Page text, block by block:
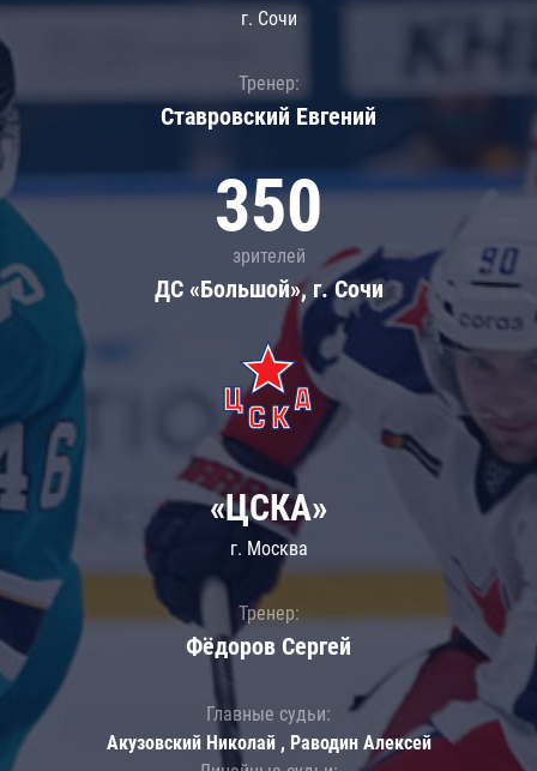
г. Сочи
Тренер:
Ставровский Евгений
350
зрителей
ДС «Большой», г. Сочи
«ЦСКА»
г. Москва
Тренер:
Фёдоров Сергей
Главные судьи:
Акузовский Николай , Раводин Алексей